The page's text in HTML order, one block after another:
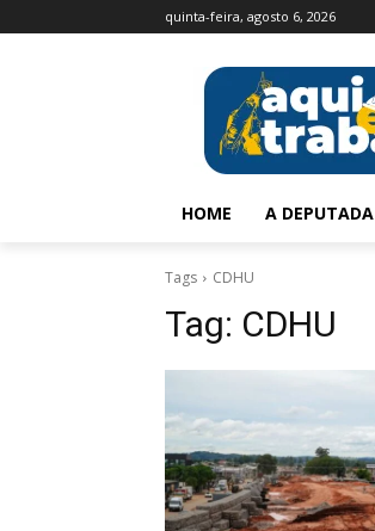
quinta-feira, agosto 6, 2026
HOME A DEPUTADA
Tags CDHU
Tag: CDHU